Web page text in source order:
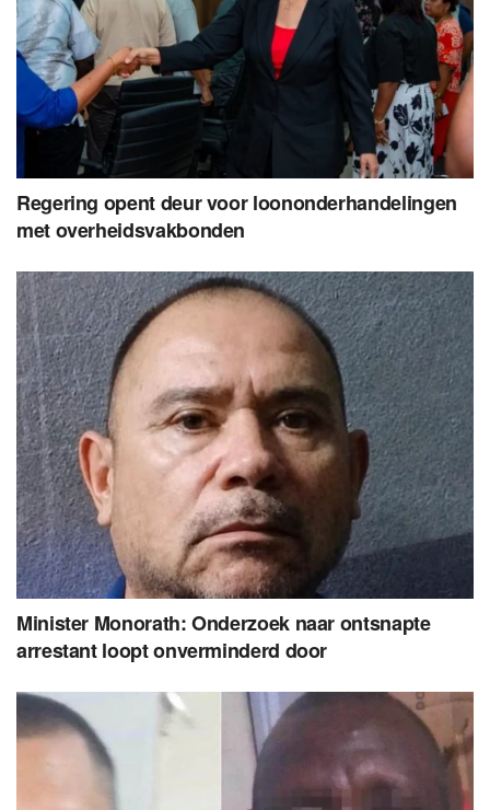
Regering opent deur voor loononderhandelingen
met overheidsvakbonden
Minister Monorath: Onderzoek naar ontsnapte
arrestant loopt onverminderd door